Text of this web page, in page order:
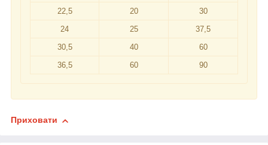
22,5 20
30
24
25
37,5
30,5
40
60
36,5
60 90
Приховати